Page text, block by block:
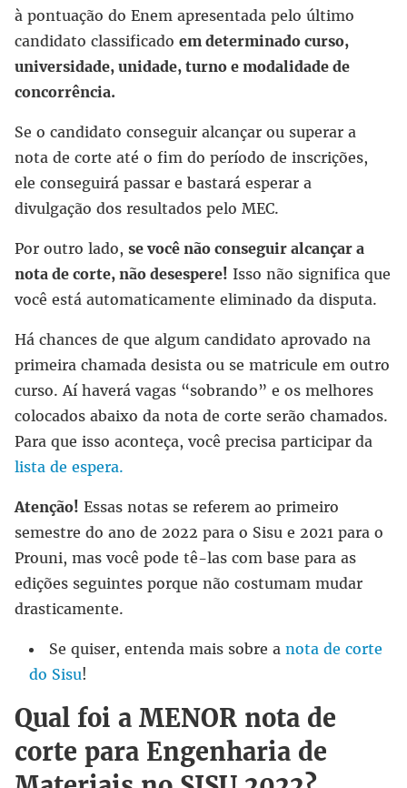
à pontuação do Enem apresentada pelo último
candidato classificado em determinado curso,
universidade, unidade, turno e modalidade de
concorrência.
Se o candidato conseguir alcançar ou superar a
nota de corte até o fim do período de inscrições,
ele conseguirá passar e bastará esperar a
divulgação dos resultados pelo MEC.
Por outro lado, se você não conseguir alcançar a
nota de corte, não desespere! Isso não significa que
você está automaticamente eliminado da disputa.
Há chances de que algum candidato aprovado na
primeira chamada desista ou se matricule em outro
curso. Aí haverá vagas “sobrando” e os melhores
colocados abaixo da nota de corte serão chamados.
Para que isso aconteça, você precisa participar da
lista de espera.
Atenção! Essas notas se referem ao primeiro
semestre do ano de 2022 para o Sisu e 2021 para o
Prouni, mas você pode tê-las com base para as
edições seguintes porque não costumam mudar
drasticamente.
Se quiser, entenda mais sobre a nota de corte
do Sisu!
Qual foi a MENOR nota de
corte para Engenharia de